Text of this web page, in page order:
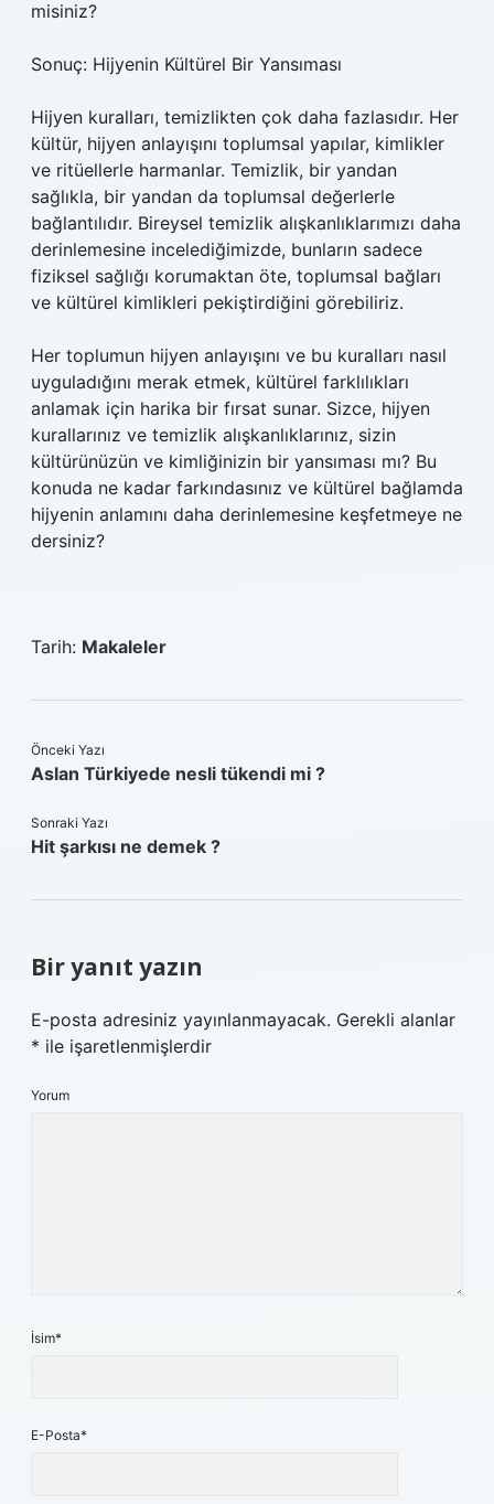
misiniz?
Sonuç: Hijyenin Kültürel Bir Yansıması
Hijyen kuralları, temizlikten çok daha fazlasıdır. Her
kültür, hijyen anlayışını toplumsal yapılar, kimlikler
ve ritüellerle harmanlar. Temizlik, bir yandan
sağlıkla, bir yandan da toplumsal değerlerle
bağlantılıdır. Bireysel temizlik alışkanlıklarımızı daha
derinlemesine incelediğimizde, bunların sadece
fiziksel sağlığı korumaktan öte, toplumsal bağları
ve kültürel kimlikleri pekiştirdiğini görebiliriz.
Her toplumun hijyen anlayışını ve bu kuralları nasıl
uyguladığını merak etmek, kültürel farklılıkları
anlamak için harika bir fırsat sunar. Sizce, hijyen
kurallarınız ve temizlik alışkanlıklarınız, sizin
kültürünüzün ve kimliğinizin bir yansıması mı? Bu
konuda ne kadar farkındasınız ve kültürel bağlamda
hijyenin anlamını daha derinlemesine keşfetmeye ne
dersiniz?
Tarih: Makaleler
Önceki Yazı
Aslan Türkiyede nesli tükendi mi ?
Sonraki Yazı
Hit şarkısı ne demek ?
Bir yanıt yazın
E-posta adresiniz yayınlanmayacak. Gerekli alanlar
* ile işaretlenmişlerdir
Yorum
İsim*
E-Posta*